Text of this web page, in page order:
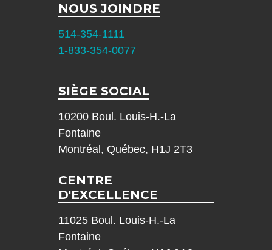
NOUS JOINDRE
514-354-1111
1-833-354-0077
SIÈGE SOCIAL
10200 Boul. Louis-H.-La
Fontaine
Montréal, Québec, H1J 2T3
CENTRE
D'EXCELLENCE
11025 Boul. Louis-H.-La
Fontaine